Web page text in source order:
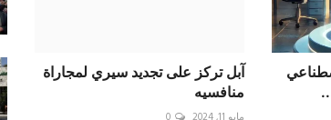
آبل تركز على تجديد سيري لمجاراة
منافسيه